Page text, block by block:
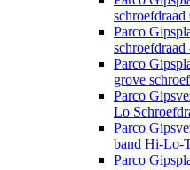
Parco
Parco
grove
Parco
Lo
Parco
band Hi-Lo-
Parco